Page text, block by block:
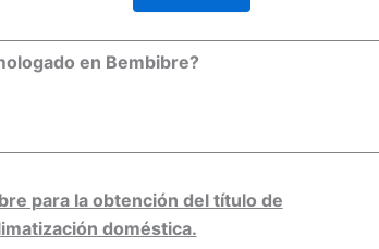
en Bembibre?
para la obtención del título de
doméstica.